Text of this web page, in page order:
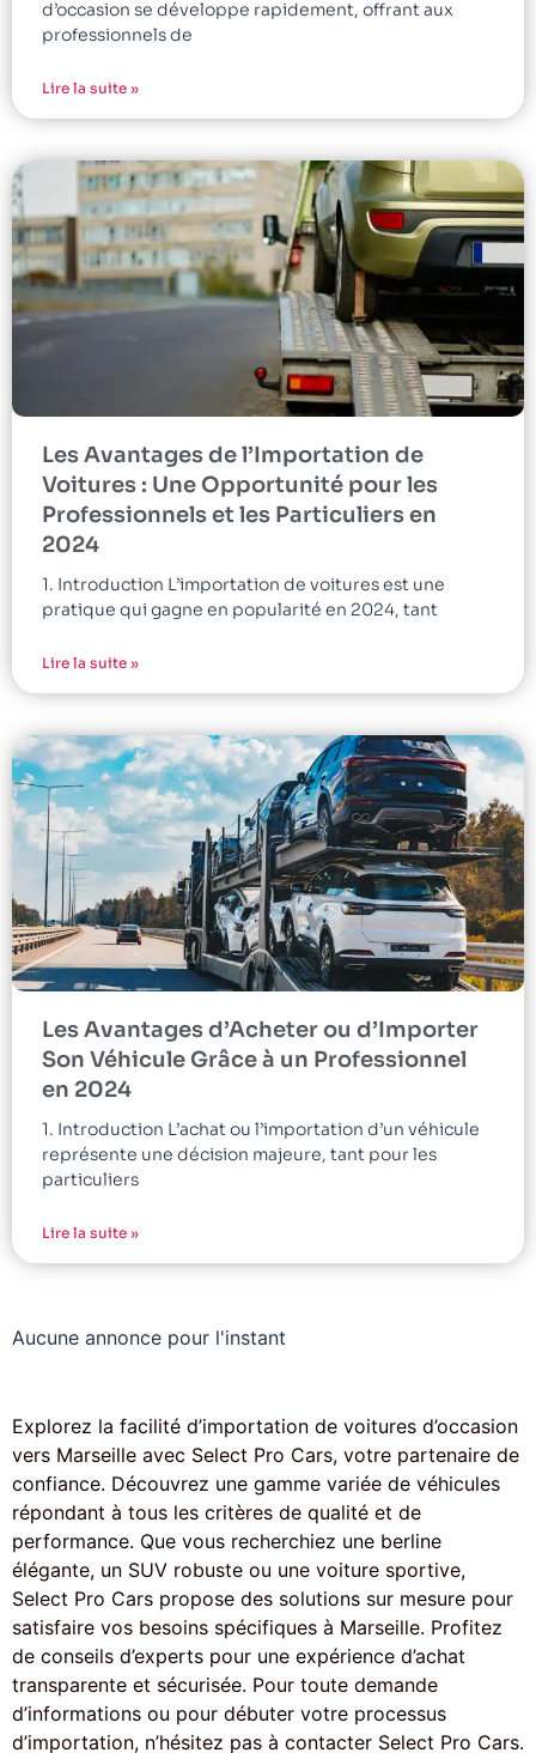
d’occasion se développe rapidement, offrant aux
professionnels de
Lire la suite »
Les Avantages de l’Importation de
Voitures : Une Opportunité pour les
Professionnels et les Particuliers en
2024
1. Introduction L’importation de voitures est une
pratique qui gagne en popularité en 2024, tant
Lire la suite »
Les Avantages d’Acheter ou d’Importer
Son Véhicule Grâce à un Professionnel
en 2024
1. Introduction L’achat ou l’importation d’un véhicule
représente une décision majeure, tant pour les
particuliers
Lire la suite »
Aucune annonce pour l'instant
Explorez la facilité d’importation de voitures d’occasion
vers Marseille avec Select Pro Cars, votre partenaire de
confiance. Découvrez une gamme variée de véhicules
répondant à tous les critères de qualité et de
performance. Que vous recherchiez une berline
élégante, un SUV robuste ou une voiture sportive,
Select Pro Cars propose des solutions sur mesure pour
satisfaire vos besoins spécifiques à Marseille. Profitez
de conseils d’experts pour une expérience d’achat
transparente et sécurisée. Pour toute demande
d’informations ou pour débuter votre processus
d’importation, n’hésitez pas à contacter Select Pro Cars.